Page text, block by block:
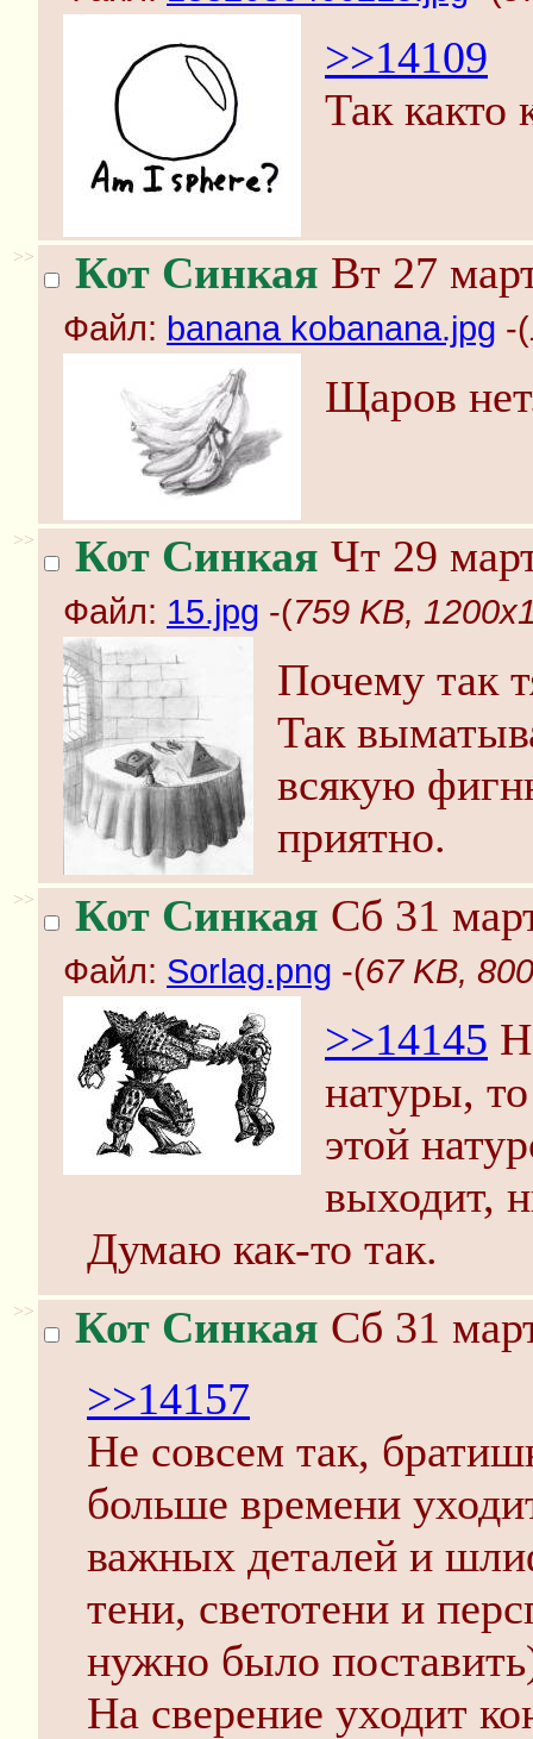
>>14109
Так както
>> Кот Синкая Вт 27
Файл: banana kobanana.jpg -(
Щаров
>> Кот Синкая Чт 29
Файл: 15.jpg -(759 KB,
Почему так
Так
всякую
приятно.
>> Кот Синкая Сб 31
Файл: Sorlag.png -(67 KB,
>>14145
натуры,
этой
выходит,
Думаю как-то так.
>> Кот Синкая Сб 31
>>14157
Не совсем так,
больше времени
важных деталей и
тени, светотени и
нужно было
На сверение уходит